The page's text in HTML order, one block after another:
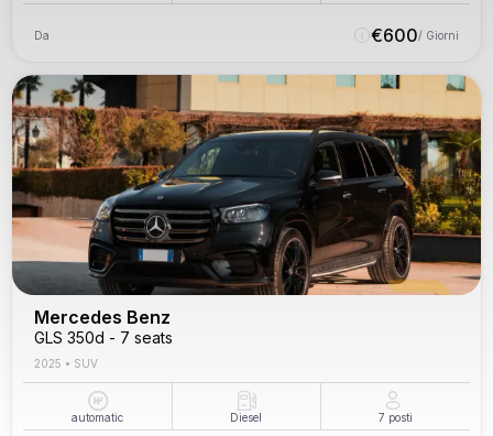
Da €600/ Giorni
Mercedes Benz
GLS 350d - 7 seats
2025 • SUV
automatic Diesel 7 posti